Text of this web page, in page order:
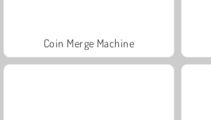
Coin Merge Machine